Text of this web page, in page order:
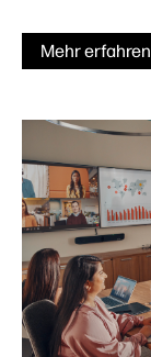
Mehr erfahren